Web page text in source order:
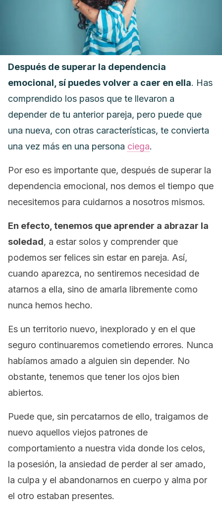
Después de superar la dependencia
emocional, sí puedes volver a caer en ella. Has
comprendido los pasos que te llevaron a
depender de tu anterior pareja, pero puede que
una nueva, con otras características, te convierta
una vez más en una persona ciega.
Por eso es importante que, después de superar la
dependencia emocional, nos demos el tiempo que
necesitemos para cuidarnos a nosotros mismos.
En efecto, tenemos que aprender a abrazar la
soledad, a estar solos y comprender que
podemos ser felices sin estar en pareja. Así,
cuando aparezca, no sentiremos necesidad de
atarnos a ella, sino de amarla libremente como
nunca hemos hecho.
Es un territorio nuevo, inexplorado y en el que
seguro continuaremos cometiendo errores. Nunca
habíamos amado a alguien sin depender. No
obstante, tenemos que tener los ojos bien
abiertos.
Puede que, sin percatarnos de ello, traigamos de
nuevo aquellos viejos patrones de
comportamiento a nuestra vida donde los celos,
la posesión, la ansiedad de perder al ser amado,
la culpa y el abandonarnos en cuerpo y alma por
el otro estaban presentes.